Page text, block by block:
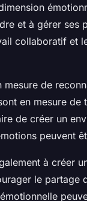
et à gérer ses
collaboratif et
mesure de
en mesure de
de créer un
peuvent
à créer
le partage